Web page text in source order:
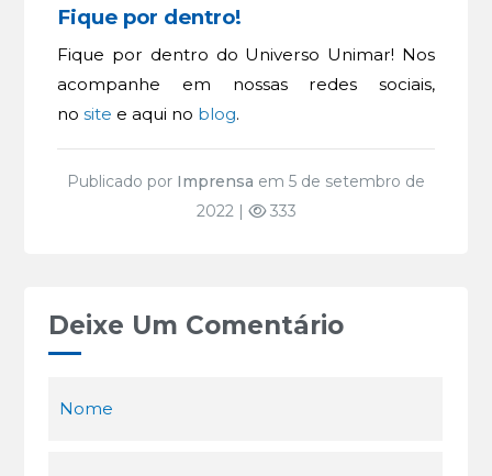
Fique por dentro!
Fique por dentro do Universo Unimar! Nos
acompanhe em nossas redes sociais,
nosite e aqui no blog.
Publicado por Imprensa em 5 de setembro de
2022 |
333
Deixe Um Comentário